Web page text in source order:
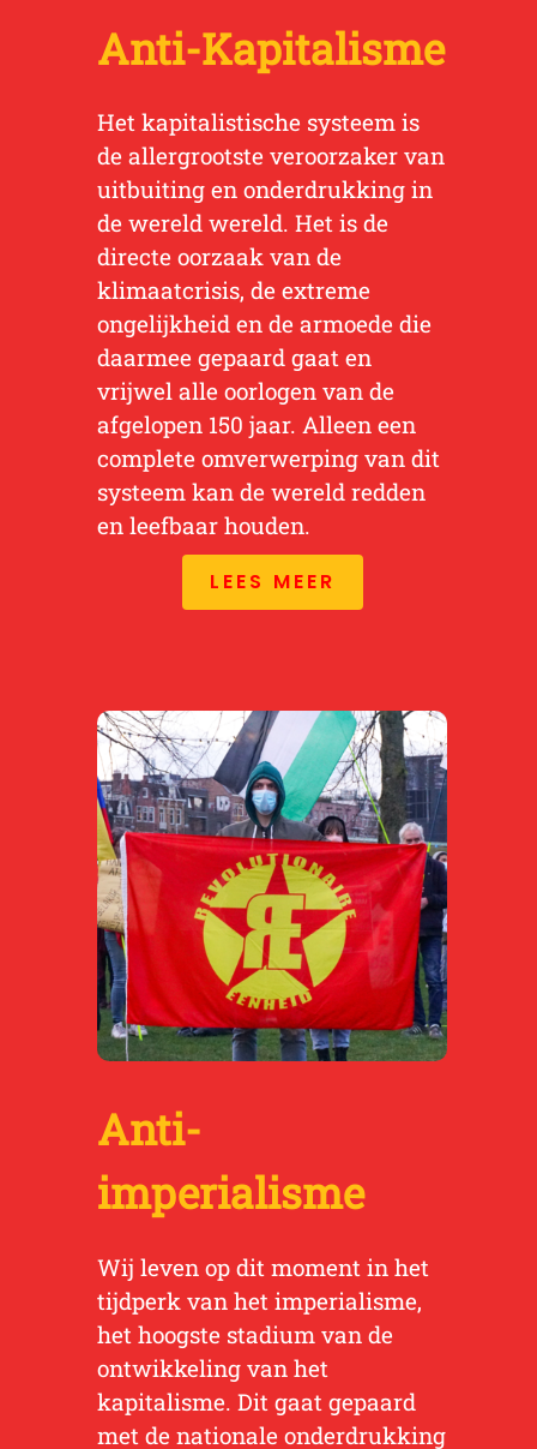
Anti-Kapitalisme
Het kapitalistische systeem is
de allergrootste veroorzaker van
uitbuiting en onderdrukking in
de wereld wereld. Het is de
directe oorzaak van de
klimaatcrisis, de extreme
ongelijkheid en de armoede die
daarmee gepaard gaat en
vrijwel alle oorlogen van de
afgelopen 150 jaar. Alleen een
complete omverwerping van dit
systeem kan de wereld redden
en leefbaar houden.
LEES MEER
Anti-
imperialisme
Wij leven op dit moment in het
tijdperk van het imperialisme,
het hoogste stadium van de
ontwikkeling van het
kapitalisme. Dit gaat gepaard
met de nationale onderdrukking